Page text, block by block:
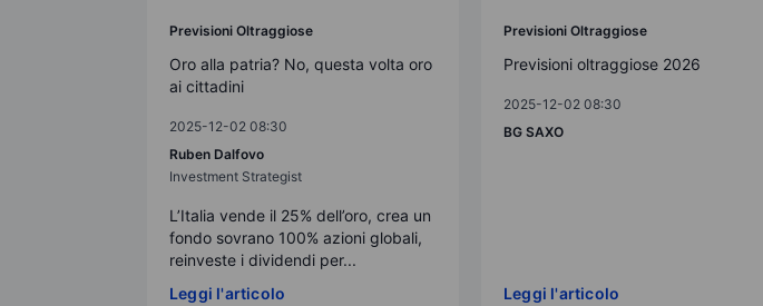
Previsioni Oltraggiose
Oro alla patria? No, questa volta oro
ai cittadini
2025-12-02 08:30
Ruben Dalfovo
Investment Strategist
L’Italia vende il 25% dell’oro, crea un
fondo sovrano 100% azioni globali,
reinveste i dividendi per...
Leggi l'articolo
Previsioni Oltraggiose
Previsioni oltraggiose 2026
2025-12-02 08:30
BG SAXO
Leggi l'articolo